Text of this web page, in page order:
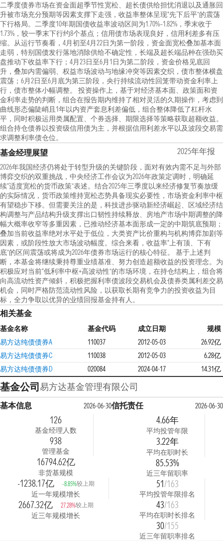
二季度债券市场在资金面超季节性宽松、超长债供给担忧消退以及通胀回
升被市场充分预期等因素支撑下走强，收益率整体呈现“先下后平”的震荡
下行格局。二季度10年期国债收益率波动区间为1.70%–1.82%，季末收于
1.73%，较一季末下行约8个基点；信用债市场表现良好，信用利差多有压
缩。从运行节奏看，4月初至4月22日为第一阶段，资金面宽松叠加基本面
走弱，特别国债发行落地消除供给不确定性，长端及超长端品种在强劲买
盘推动下收益率下行；4月23日至6月1日为第二阶段，资金价格见底回
升，叠加内需偏弱、权益市场波动与地缘冲突等因素交织，债市整体横盘
震荡；6月2日至6月底为第三阶段，央行持续流动性回笼带动资金利率上
行，债市整体小幅调整。 投资操作上，基于对经济基本面、政策面和资
金利率走势的判断，组合在报告期内维持了相对灵活的久期操作，考虑到
曲线形态偏陡峭且1年以内资产套息利差偏低，组合整体降低了杠杆水
平，同时积极运用类属配置、个券选择、期限选择等策略获取超额收益。
组合持仓债券以投资级信用债为主，并根据信用利差水平以及波段交易需
求调整利率债仓位。
基金经理展望 2025年年报
2026年我国经济仍将处于转型升级的关键阶段，面对有效内需不足与外部
博弈交织的双重挑战，中央经济工作会议为2026年政策定调时，明确延
续“适度宽松的货币政策”表述。结合2025年三季度以来经济修复节奏放缓
的实际情况，货币政策维持宽松态势具备现实必要性，市场资金利率中枢
有望稳步下移。但需要关注的是，科技进步驱动新经济崛起、区域经济结
构调整与产品结构升级支撑出口韧性持续释放、房地产市场中期调整的降
幅大概率收窄等多重因素，已推动经济基本面形成一定的中期筑底预期；
叠加当前收益率绝对水平处于低位，大类资产比价重构与机构博弈加剧等
因素，或阶段性放大市场波动幅度。综合来看，收益率“上有顶、下有
底”的区间震荡或将成为2026年债券市场运行的核心特征。 基于上述判
断，本基金将继续秉持尊重业绩基准、努力创造超额收益的投资理念。为
积极应对当前“低利率中枢+高波动性”的市场环境，在持仓结构上，组合将
向高流动性资产倾斜，积极把握利率债波段交易机会及债券类属利差交易
机会，同时严格防范流动性风险，以获取长期有竞争力的投资收益为目
标，全力争取以优异的业绩回报基金持有人。
相关基金
基金名称 基金代码 成立日期
规模
易方达纯债债券A
110037 2012-05-03
26.92亿
易方达纯债债券C
110038 2012-05-03
6.28亿
易方达纯债债券D
020084 2024-04-17 14.31亿
基金公司易方达基金管理有限公司
基本信息 2026-06-30
126
基金经理人数
938
管理基金
16794.62亿
非货基规模
-1238.17亿 -8.85%较上期
近一年规模增长
2667.32亿 27.28%较上期
近三年规模增长
信托责任 2026-06-30
4.66年
平均投管年限
3.22年
平均在职时长
85.53%
近三年留职率
51/163
平均投管年限排名
43/163
平均在职时长排名
30/155
近三年留职率排名